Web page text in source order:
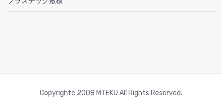
Copyrightc 2008 MTEKU All Rights Reserved.